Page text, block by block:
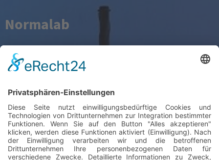
Normalab
France
Gesamtkatalog Download
Tamson
Instruments